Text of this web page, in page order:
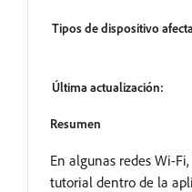
Tipos de dispositivo
Última actualización:
Resumen
En algunas redes Wi-
tutorial dentro de la